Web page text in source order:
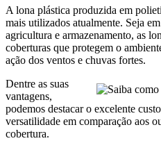
A lona plástica produzida em
mais utilizados atualmente. Seja
agricultura e armazenamento, as
coberturas que protegem o
ação dos ventos e chuvas fortes.
Dentre as suas
vantagens,
podemos destacar o excelente
versatilidade em comparação aos
cobertura.